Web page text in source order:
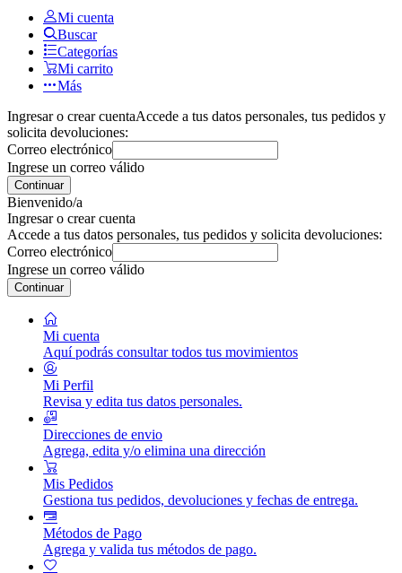
Mi cuenta
Buscar
Categorías
Mi carrito
Más
Ingresar o crear cuentaAccede a tus datos personales, tus pedidos y
solicita devoluciones:
Correo electrónico
Ingrese un correo válido
Continuar
Bienvenido/a
Ingresar o crear cuenta
Accede a tus datos personales, tus pedidos y solicita devoluciones:
Correo electrónico
Ingrese un correo válido
Continuar
Mi cuenta
Aquí podrás consultar todos tus movimientos
Mi Perfil
Revisa y edita tus datos personales.
Direcciones de envio
Agrega, edita y/o elimina una dirección
Mis Pedidos
Gestiona tus pedidos, devoluciones y fechas de entrega.
Métodos de Pago
Agrega y valida tus métodos de pago.